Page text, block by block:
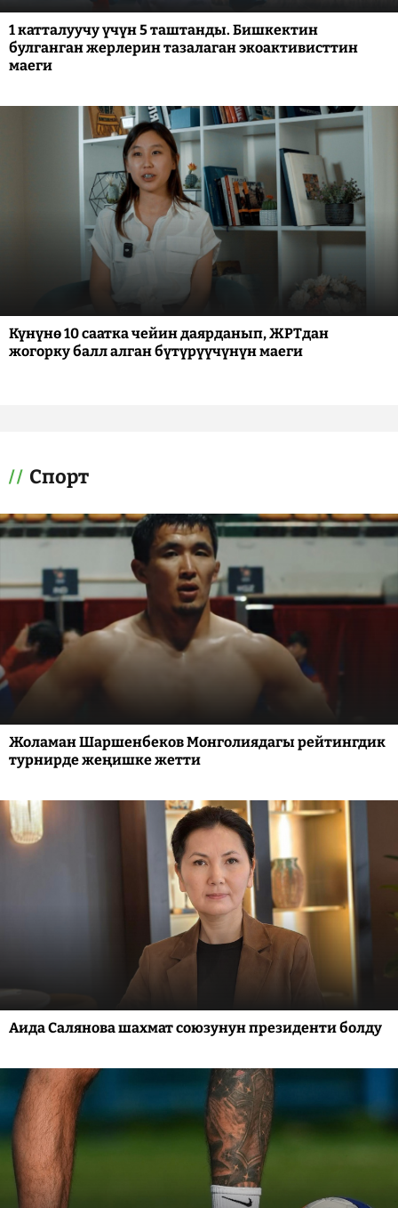
1 катталуучу үчүн 5 таштанды. Бишкектин
булганган жерлерин тазалаган экоактивисттин
маеги
Күнүнө 10 саатка чейин даярданып, ЖРТдан
жогорку балл алган бүтүрүүчүнүн маеги
Спорт
Жоламан Шаршенбеков Монголиядагы рейтингдик
турнирде жеңишке жетти
Аида Салянова шахмат союзунун президенти болду